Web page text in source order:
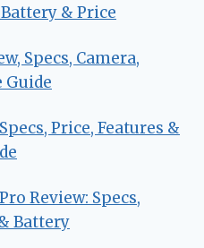
& Price
Specs, Camera,
Guide
Price, Features &
Review: Specs,
Battery